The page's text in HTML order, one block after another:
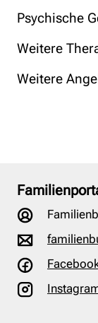
Psychische
Weitere
Weitere